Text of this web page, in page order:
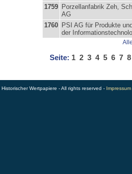
1759 Porzellanfabrik Zeh,
AG
1760 PSI AG für Produkte
der
Seite: 1 2 3 4 5 6 7 8
Wertpapiere - All rights reserved - Impressum